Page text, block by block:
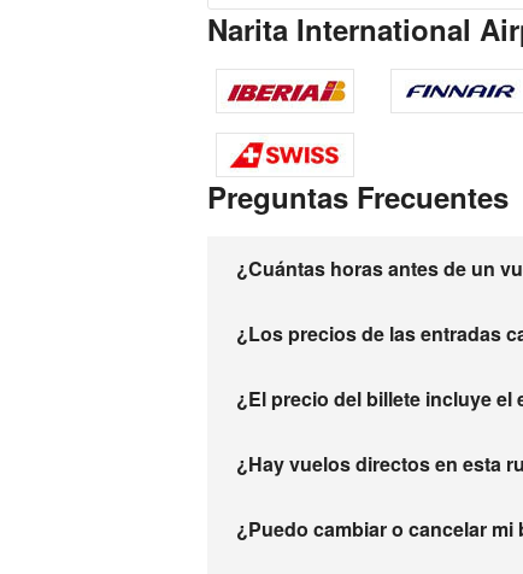
Narita International
Preguntas Frecuentes
¿Cuántas horas antes de un
¿Los precios de las entradas
¿El precio del billete incluye el
¿Hay vuelos directos en esta
¿Puedo cambiar o cancelar